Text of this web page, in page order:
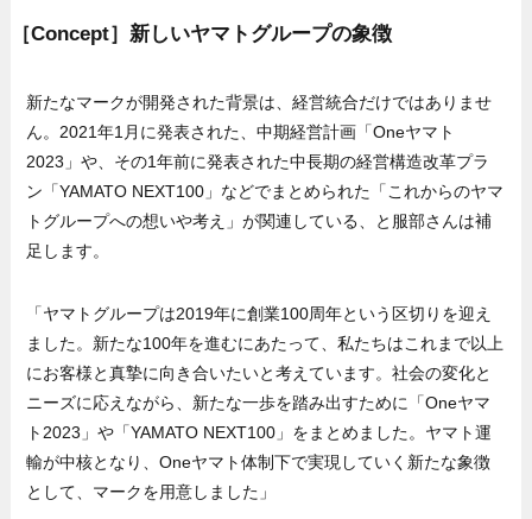
［Concept］新しいヤマトグループの象徴
新たなマークが開発された背景は、経営統合だけではありませ
ん。2021年1月に発表された、中期経営計画「Oneヤマト
2023」や、その1年前に発表された中長期の経営構造改革プラ
ン「YAMATO NEXT100」などでまとめられた「これからのヤマ
トグループへの想いや考え」が関連している、と服部さんは補
足します。
「ヤマトグループは2019年に創業100周年という区切りを迎え
ました。新たな100年を進むにあたって、私たちはこれまで以上
にお客様と真摯に向き合いたいと考えています。社会の変化と
ニーズに応えながら、新たな一歩を踏み出すために「Oneヤマ
ト2023」や「YAMATO NEXT100」をまとめました。ヤマト運
輸が中核となり、Oneヤマト体制下で実現していく新たな象徴
として、マークを用意しました」